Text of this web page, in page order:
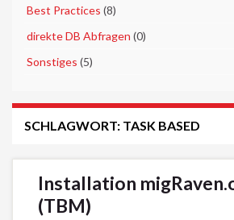
Best Practices (8)
direkte DB Abfragen (0)
Sonstiges (5)
SCHLAGWORT: TASK BASED
Installation
(TBM)